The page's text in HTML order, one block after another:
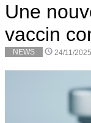
Une
vaccin
NEWS 24/11/2025